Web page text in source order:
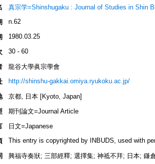
真宗学=Shinshugaku : Journal of Studies in Shin
n.62
1980.03.25
30 - 60
龍谷大學眞宗學會
http://shinshu-gakkai.omiya.ryukoku.ac.jp/
京都, 日本 [Kyoto, Japan]
期刊論文=Journal Article
日文=Japanese
This entry is copyrighted by INBUDS, used with
興福寺奏狀; 三部經釋; 選擇集; 神祗不拜; 日本; 鎌